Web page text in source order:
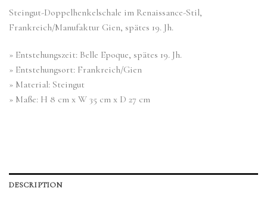
Steingut-Doppelhenkelschale im Renaissance-Stil,
Frankreich/Manufaktur Gien, spätes 19. Jh.
» Entstehungszeit: Belle Epoque, spätes 19. Jh.
» Entstehungsort: Frankreich/Gien
» Material: Steingut
» Maße: H 8 cm x W 35 cm x D 27 cm
DESCRIPTION